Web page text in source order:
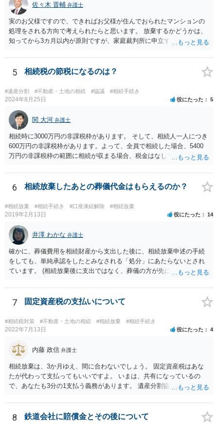
佐々木 晋輔 弁護士
実のお父様ですので、できればお父様が住んでおられたマンションの
処理をされる方向で考えられたらと思います。 放棄するかどうかは、
知ってから3カ月以内が原則ですが、家庭裁判所に申立すれば3カ月の
放棄するかどうか決めることができます。 銀行やサラ金が数年も放置
することはありませんので、数年後に借金が発見される可能性はほぼ
ありません。 なお、私が扱った相続放棄を検討していた案件で、期間
伸長して調査したところ、サラ金に対する過払金など相当な財産が見
つかったため相続したという事例がありました。
5 相続税の節税になるのは？
#遺産分割 #不動産・土地の相続 #協議 #相続手続き
2024年8月25日 役にたった 5
関 大河 弁護士
相続時に3000万円の非課税枠があります。 そして、相続人一人につき
600万円の非課税枠があります。よって、全員で相続した場合、5400
万円の非課税枠の範囲に相続が収まる場合、税金はなしです。 一人が
範囲となります。 一般的には、全員で相続する方が税金はお得です。
また、全員で相続しても、話し合いの結果、親がすべて相続と決める
こともできます。この場合でも相続の非課税枠は、全員で相続した540
0万円分使えます。 父が亡くなり、母が全部相続すると、母から三人
で相続する際は、4800万円が非課税枠となります。 そうすると、母が
亡くなってから相続すると、両親のどちらかが亡くなってから相続す
るより非課税の枠が減少します。 計画的に相続をするのがおすすめと
いうことになります。これ以外にも気をつける点はあるかもしれませ
んので、一度相談して想定するのがおすすめと思います。
6 相続放棄したあとの葬儀代金はもらえるのか？
#相続放棄 #相続手続き #口座凍結解除 #相続放棄
2019年2月13日 役にたった 14
井澤 わかな 弁護士
確かに、葬儀費用を相続財産から支出した後に、相続放棄申述の手続
をしても、単純承認をしたとみなされる「処分」にあたらないとされ
ています。 (相続放棄後に支出ではなく、葬儀の方が先に来るのが通常
述の手続ということだと思いますが) ただ、葬儀費用ならいくらでもよ
いということではなく、身分相応の、社会的儀式として当然認められ
る程度の金額に留まると考えた方がよいです。 もし、相続人の皆さん
に葬儀費用を支出する経済力がなく、質素な葬儀を行った費用であれ
ば相続財産から支出しても単純承認と認められない可能性が高いの
7 固定資産税の支払いについて
#相続税対策 #不動産・土地の相続 #相続放棄 #相続手続き
2022年7月13日 役にたった 4
内藤 政信 弁護士
相続放棄は、3か月ゆえ、間に合わないでしょう。 固定資産税はあな
たが代わって支払ってもいいですよ。 いまは、共有になっているの
で、あなたも3分の1支払う義務があります。 遺産分割協議をして、不
払い義務があります。
8 鉄道会社に賠償金とその後について